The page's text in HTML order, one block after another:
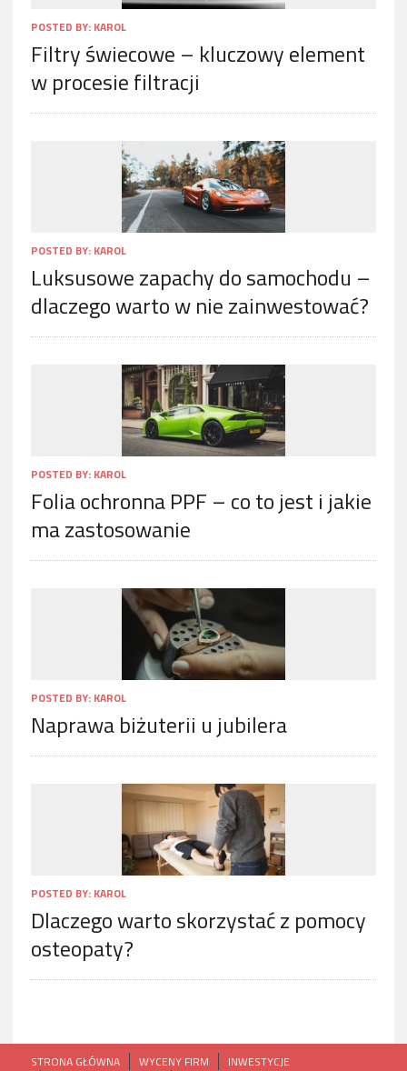
POSTED BY: KAROL
Filtry świecowe – kluczowy element
w procesie filtracji
POSTED BY: KAROL
Luksusowe zapachy do samochodu –
dlaczego warto w nie zainwestować?
POSTED BY: KAROL
Folia ochronna PPF – co to jest i jakie
ma zastosowanie
POSTED BY: KAROL
Naprawa biżuterii u jubilera
POSTED BY: KAROL
Dlaczego warto skorzystać z pomocy
osteopaty?
STRONA GŁÓWNA WYCENY FIRM
INWESTYCJE